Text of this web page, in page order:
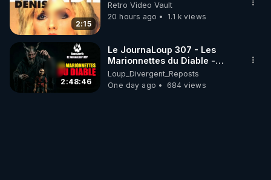
2:15
Retro Video Vault
20 hours ago
1.1 k views
2:48:46
Le JournaLoup 307 - Les
Marionnettes du Diable -
Loup Divergent 2026.08.07
Loup_Divergent_Reposts
One day ago
684 views